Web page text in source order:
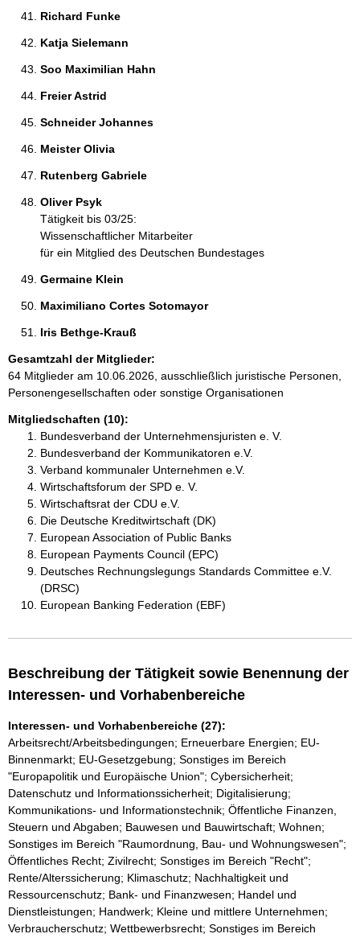
Richard Funke
Katja Sielemann
Soo Maximilian Hahn
Freier Astrid
Schneider Johannes
Meister Olivia
Rutenberg Gabriele
Oliver Psyk
Tätigkeit bis 03/25:
Wissenschaftlicher Mitarbeiter
für ein Mitglied des Deutschen Bundestages
Germaine Klein
Maximiliano Cortes Sotomayor
Iris Bethge-Krauß
Gesamtzahl der Mitglieder:
64 Mitglieder am 10.06.2026, ausschließlich juristische Personen,
Personengesellschaften oder sonstige Organisationen
Mitgliedschaften (10):
Bundesverband der Unternehmensjuristen e. V.
Bundesverband der Kommunikatoren e.V.
Verband kommunaler Unternehmen e.V.
Wirtschaftsforum der SPD e. V.
Wirtschaftsrat der CDU e.V.
Die Deutsche Kreditwirtschaft (DK)
European Association of Public Banks
European Payments Council (EPC)
Deutsches Rechnungslegungs Standards Committee e.V.
(DRSC)
European Banking Federation (EBF)
Beschreibung der Tätigkeit sowie Benennung der
Interessen- und Vorhabenbereiche
Interessen- und Vorhabenbereiche (27):
Arbeitsrecht/Arbeitsbedingungen; Erneuerbare Energien; EU-
Binnenmarkt; EU-Gesetzgebung; Sonstiges im Bereich
"Europapolitik und Europäische Union"; Cybersicherheit;
Datenschutz und Informationssicherheit; Digitalisierung;
Kommunikations- und Informationstechnik; Öffentliche Finanzen,
Steuern und Abgaben; Bauwesen und Bauwirtschaft; Wohnen;
Sonstiges im Bereich "Raumordnung, Bau- und Wohnungswesen";
Öffentliches Recht; Zivilrecht; Sonstiges im Bereich "Recht";
Rente/Alterssicherung; Klimaschutz; Nachhaltigkeit und
Ressourcenschutz; Bank- und Finanzwesen; Handel und
Dienstleistungen; Handwerk; Kleine und mittlere Unternehmen;
Verbraucherschutz; Wettbewerbsrecht; Sonstiges im Bereich